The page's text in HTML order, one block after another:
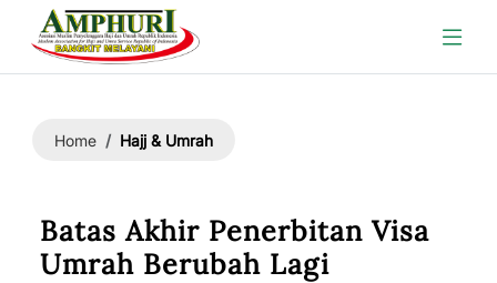
Home Hajj & Umrah
Batas Akhir Penerbitan Visa
Umrah Berubah Lagi